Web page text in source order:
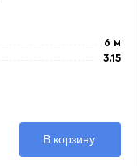
6 м
3.15
В корзину